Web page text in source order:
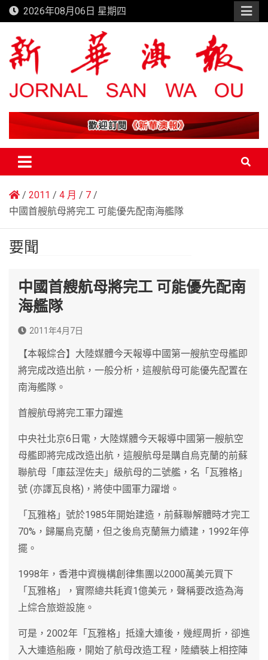
Skip
to
content
2026年08月06日 星期四
新華澳報
2011 4 月
7
中國首艘航母將完工 可能優先配南海艦隊
要聞
中國首艘航母將完工 可能優先配南
海艦隊
2011年4月7日
【本報綜合】大陸媒體今天報導中國第一艘航空母艦即
將完成改造出航，一般分析，這艘航母可能優先配置在
南海艦隊。
首艘航母將完工軍力躍進
中央社北京6日電，大陸媒體今天報導中國第一艘航空
母艦即將完成改造出航，這艘航母是購自烏克蘭的前蘇
聯航母「庫茲涅佐夫」級航母的二號艦，名「瓦雅格」
號 (亦譯瓦良格)，將使中國軍力躍增。
「瓦雅格」號於1985年開始建造，前蘇聯解體時才完工
70%，歸屬烏克蘭，但之後烏克蘭無力續建，1992年停
擺。
1998年，香港中資機構創律集團以2000萬美元買下
「瓦雅格」，實際總共耗資1億美元，聲稱要改造為海
上綜合旅遊設施。
可是，2002年「瓦雅格」抵達大連後，幾經周折，卻進
入大連造船廠，開始了航母改造工程，陸續裝上相控陣